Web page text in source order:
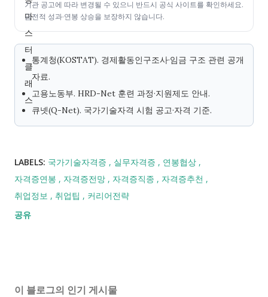
기관 공고에 따라 변경될 수 있으니 반드시 공식 사이트를 확인하세요.
금전적 성과·연봉 상승을 보장하지 않습니다.
통계청(KOSTAT). 경제활동인구조사·임금 구조 관련 공개
자료.
고용노동부. HRD-Net 훈련 과정·지원제도 안내.
큐넷(Q-Net). 국가기술자격 시험 공고·자격 기준.
LABELS: 국가기술자격증 실무자격증
연봉협상
자격증연봉
자격증전망 자격증직종
자격증추천
취업정보
취업팁
커리어전략
공유
이 블로그의 인기 게시물